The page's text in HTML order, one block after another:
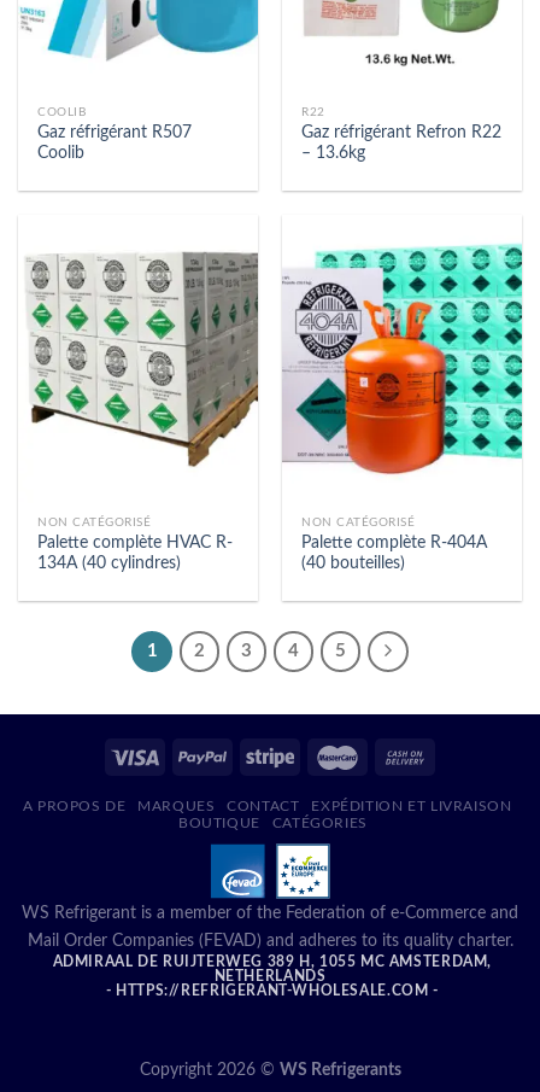
COOLIB
Gaz réfrigérant R507
Coolib
R22
Gaz réfrigérant Refron R22
– 13.6kg
NON CATÉGORISÉ
Palette complète HVAC R-
134A (40 cylindres)
NON CATÉGORISÉ
Palette complète R-404A
(40 bouteilles)
1 2 3 4 5
A PROPOS DE MARQUES CONTACT
EXPÉDITION ET LIVRAISON
BOUTIQUE
CATÉGORIES
WS Refrigerant is a member of the Federation of e-Commerce and
Mail Order Companies (FEVAD) and adheres to its quality charter.
ADMIRAAL DE RUIJTERWEG 389 H, 1055 MC AMSTERDAM,
NETHERLANDS
- HTTPS://REFRIGERANT-WHOLESALE.COM -
Copyright 2026 © WS Refrigerants